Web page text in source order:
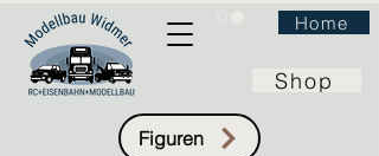
Home
Shop
Figuren